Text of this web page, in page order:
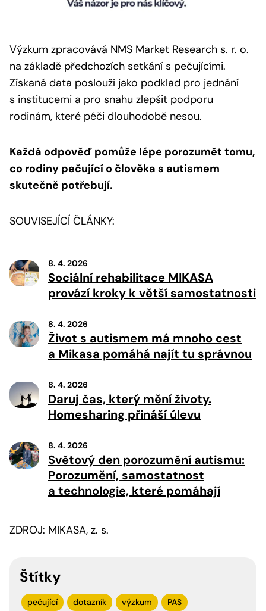
Výzkum zpracovává NMS Market Research s. r. o.
na základě předchozích setkání s pečujícími.
Získaná data poslouží jako podklad pro jednání
s institucemi a pro snahu zlepšit podporu
rodinám, které péči dlouhodobě nesou.
Každá odpověď pomůže lépe porozumět tomu,
co rodiny pečující o člověka s autismem
skutečně potřebují.
SOUVISEJÍCÍ ČLÁNKY:
8. 4. 2026
Sociální rehabilitace MIKASA
provází kroky k větší samostatnosti
8. 4. 2026
Život s autismem má mnoho cest
a Mikasa pomáhá najít tu správnou
8. 4. 2026
Daruj čas, který mění životy.
Homesharing přináší úlevu
8. 4. 2026
Světový den porozumění autismu:
Porozumění, samostatnost
a technologie, které pomáhají
ZDROJ: MIKASA, z. s.
Štítky
pečující dotazník výzkum PAS